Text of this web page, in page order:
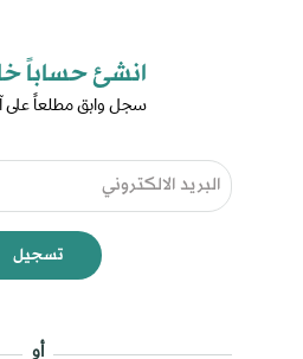
انشئ حساباً
سجل وابق مطلعاً على
تسجيل
أو